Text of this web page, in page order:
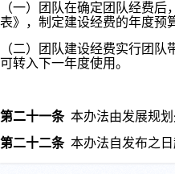
（一）团队在确定团队经费后，
表》， 制定建设经费的年度预
（二）团队建设经费实行团
可转入下一年度使用。
第二十一条 本办法由发展规
第二十二条 本办法自发布之